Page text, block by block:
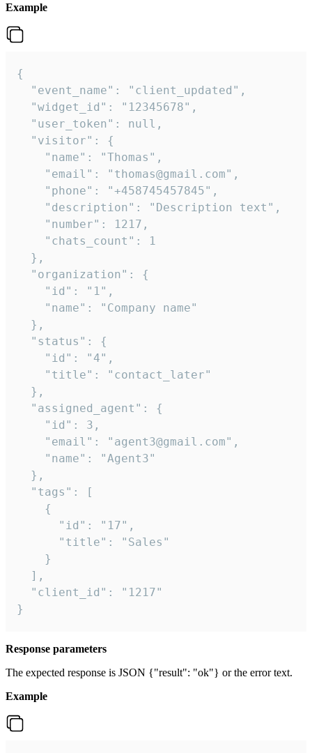
Example
{
  "event_name": "client_updated",
  "widget_id": "12345678",
  "user_token": null,
  "visitor": {
    "name": "Thomas",
    "email": "thomas@gmail.com",
    "phone": "+458745457845",
    "description": "Description text",
    "number": 1217,
    "chats_count": 1
  },
  "organization": {
    "id": "1",
    "name": "Company name"
  },
  "status": {
    "id": "4",
    "title": "contact_later"
  },
  "assigned_agent": {
    "id": 3,
    "email": "agent3@gmail.com",
    "name": "Agent3"
  },
  "tags": [
    {
      "id": "17",
      "title": "Sales"
    }
  ],
  "client_id": "1217"
}
Response parameters
The expected response is JSON {"result": "ok"} or the error text.
Example